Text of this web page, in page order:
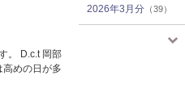
。 D.c.t 岡部
めの日が多
2026年3月分 （39）
2026年2月分（33）
（18）